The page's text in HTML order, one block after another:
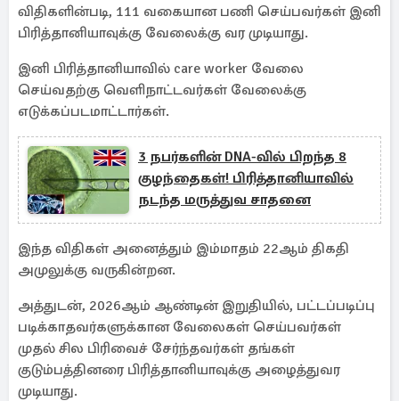
விதிகளின்படி, 111 வகையான பணி செய்பவர்கள் இனி
பிரித்தானியாவுக்கு வேலைக்கு வர முடியாது.
இனி பிரித்தானியாவில் care worker வேலை
செய்வதற்கு வெளிநாட்டவர்கள் வேலைக்கு
எடுக்கப்படமாட்டார்கள்.
3 நபர்களின் DNA-வில் பிறந்த 8
குழந்தைகள்! பிரித்தானியாவில்
நடந்த மருத்துவ சாதனை
இந்த விதிகள் அனைத்தும் இம்மாதம் 22ஆம் திகதி
அமுலுக்கு வருகின்றன.
அத்துடன், 2026ஆம் ஆண்டின் இறுதியில், பட்டப்படிப்பு
படிக்காதவர்களுக்கான வேலைகள் செய்பவர்கள்
முதல் சில பிரிவைச் சேர்ந்தவர்கள் தங்கள்
குடும்பத்தினரை பிரித்தானியாவுக்கு அழைத்துவர
முடியாது.